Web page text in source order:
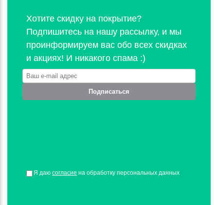
Хотите скидку на покрытие?
Подпишитесь на нашу рассылку, и мы
проинформируем вас обо всех скидках
и акциях! И никакого спама :)
Подписаться
Я даю согласие на обработку персональных данных